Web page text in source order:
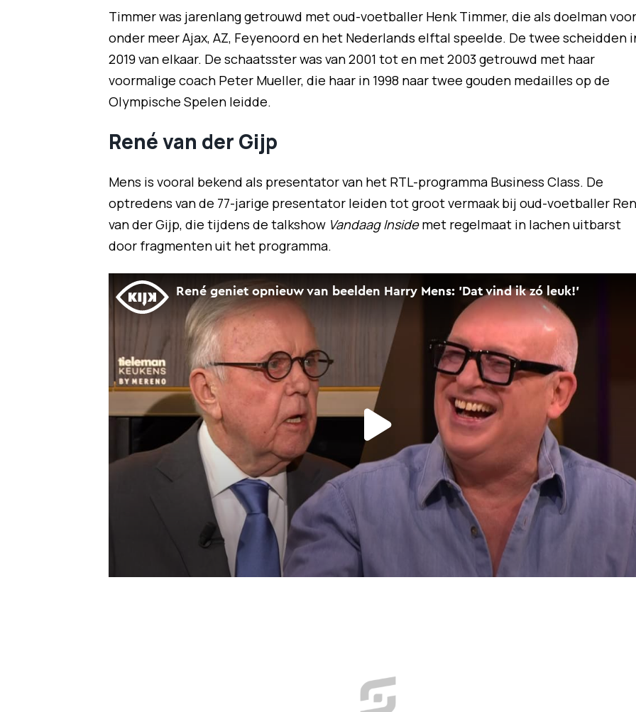
Timmer was jarenlang getrouwd met oud-voetballer Henk Timmer, die als doelman voor
onder meer Ajax, AZ, Feyenoord en het Nederlands elftal speelde. De twee scheidden
2019 van elkaar. De schaatsster was van 2001 tot en met 2003 getrouwd met haar
voormalige coach Peter Mueller, die haar in 1998 naar twee gouden medailles op de
Olympische Spelen leidde.
René van der Gijp
Mens is vooral bekend als presentator van het RTL-programma Business Class. De
optredens van de 77-jarige presentator leiden tot groot vermaak bij oud-voetballer
van der Gijp, die tijdens de talkshow Vandaag Insidemet regelmaat in lachen uitbarst
door fragmenten uit het programma.